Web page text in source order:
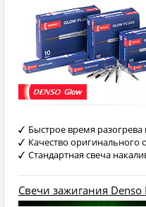
Быстрое время разогрева
Качество
Стандартная свеча
Свечи зажигания